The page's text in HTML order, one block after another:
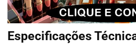
Especificações